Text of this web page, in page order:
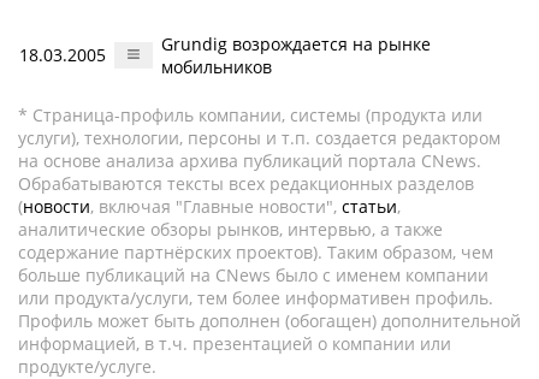
18.03.2005
Grundig возрождается на рынке
мобильников
* Страница-профиль компании, системы (продукта или
услуги), технологии, персоны и т.п. создается редактором
на основе анализа архива публикаций портала CNews.
Обрабатываются тексты всех редакционных разделов
(новости, включая "Главные новости", статьи,
аналитические обзоры рынков, интервью, а также
содержание партнёрских проектов). Таким образом, чем
больше публикаций на CNews было с именем компании
или продукта/услуги, тем более информативен профиль.
Профиль может быть дополнен (обогащен) дополнительной
информацией, в т.ч. презентацией о компании или
продукте/услуге.